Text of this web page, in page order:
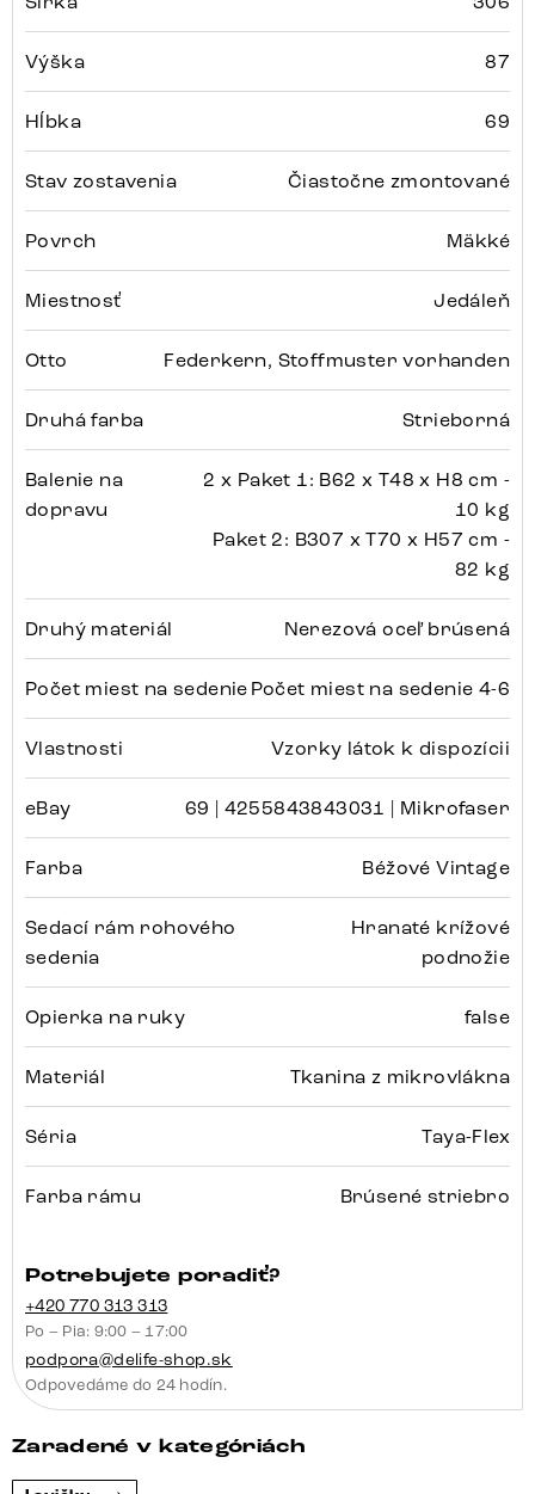
Výška 87
Hĺbka 69
Stav zostavenia Čiastočne zmontované
Povrch Mäkké
Miestnosť Jedáleň
Otto Federkern, Stoffmuster vorhanden
Druhá farba Strieborná
Balenie na
dopravu
2 x Paket 1: B62 x T48 x H8 cm -
10 kg
Paket 2: B307 x T70 x H57 cm -
82 kg
Druhý materiál Nerezová oceľ brúsená
Počet miest na sedenie Počet miest na sedenie 4-6
Vlastnosti Vzorky látok k dispozícii
eBay 69 | 4255843843031 | Mikrofaser
Farba Béžové Vintage
Sedací rám rohového
sedenia
Hranaté krížové
podnožie
Opierka na ruky false
Materiál Tkanina z mikrovlákna
Séria Taya-Flex
Farba rámu Brúsené striebro
Potrebujete poradiť?
+420 770 313 313
Po – Pia: 9:00 – 17:00
podpora@delife-shop.sk
Odpovedáme do 24 hodín.
Zaradené v kategóriách